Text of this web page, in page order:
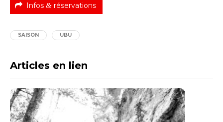
Infos & réservations
SAISON UBU
Articles en lien